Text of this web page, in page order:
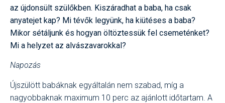
az újdonsült szülőkben. Kiszáradhat a baba, ha csak
anyatejet kap? Mi tévők legyünk, ha kiütéses a baba?
Mikor sétáljunk és hogyan öltöztessük fel csemeténket?
Mi a helyzet az alvászavarokkal?
Napozás
Újszülött babáknak egyáltalán nem szabad, míg a
nagyobbaknak maximum 10 perc az ajánlott időtartam. A